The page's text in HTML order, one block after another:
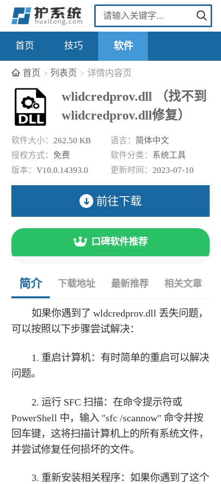
首页 技巧 软件
首页 列表页 详情内容页
wlidcredprov.dll （找不到
wlidcredprov.dll修复）
软件大小：262.50 KB 语言： 简体中文
授权方式： 免费 软件分类： 系统工具
版本：V10.0.14393.0 更新时间： 2023-07-10
前往下载
口碑软件推荐
简介 下载地址 最新推荐 相关文章
如果你遇到了 wldcredprov.dll 丢失问题，
可以按照以下步骤尝试解决：
1. 重启计算机：有时简单的重启可以解决
问题。
2. 运行 SFC 扫描：在命令提示符或
PowerShell 中，输入 "sfc /scannow" 命令并按
回车键，这将扫描计算机上的所有系统文件，
并尝试修复任何损坏的文件。
3. 重新安装相关程序：如果你遇到了这个